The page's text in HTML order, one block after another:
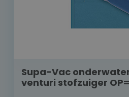
Supa-Vac
venturi stofzuiger